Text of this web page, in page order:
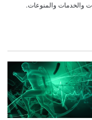
والخدمات والمنوعات.